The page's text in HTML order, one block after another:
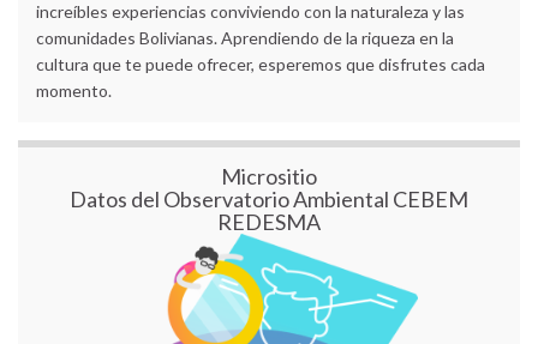
increíbles experiencias conviviendo con la naturaleza y las
comunidades Bolivianas. Aprendiendo de la riqueza en la
cultura que te puede ofrecer, esperemos que disfrutes cada
momento.
Micrositio
Datos del Observatorio Ambiental CEBEM
REDESMA